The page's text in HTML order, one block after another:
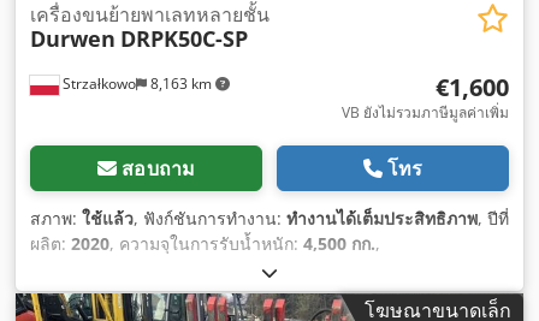
Strzałkowo 8,163 km
เครื่องขนย้ายพาเลทหลายชั้น
Durwen DRPK50C-SP
€1,600
VB ยังไม่รวมภาษีมูลค่าเพิ่ม
สอบถาม โทร
สภาพ: ใช้แล้ว, ฟังก์ชันการทำงาน: ทำงานได้เต็มประสิทธิภาพ, ปีที่
ผลิต: 2020, ความจุในการรับน้ำหนัก: 4,500 กก.,
โฆษณาขนาดเล็ก